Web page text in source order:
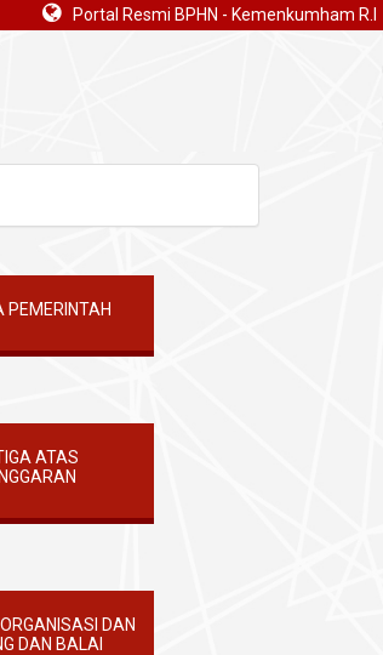
Portal Resmi BPHN - Kemenkumham R.I
PEMERINTAH
ATAS
DAN
DAN BALAI